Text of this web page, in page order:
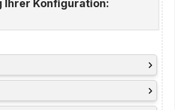
Ihrer Konfiguration: